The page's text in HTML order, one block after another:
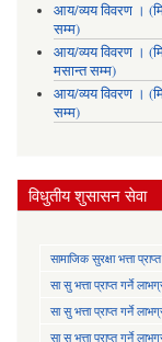
आय/व्यय विवरण ।
सम्म)
आय/व्यय विवरण ।
मसान्त सम्म)
आय/व्यय विवरण ।
सम्म)
विधुतीय शुसासन सेवा
सामाजिक सुरक्षा भत्ता
सा‍ सु भत्ता प्राप्त गर्ने
सा‍ सु भत्ता प्राप्त गर्ने
सा‍ सु भत्ता प्राप्त गर्ने